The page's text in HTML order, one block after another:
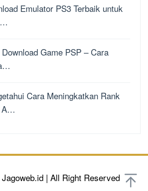
Emulator PS3 Terbaik untuk
Game PSP – Cara
Cara Meningkatkan Rank
A…
| All Right Reserved